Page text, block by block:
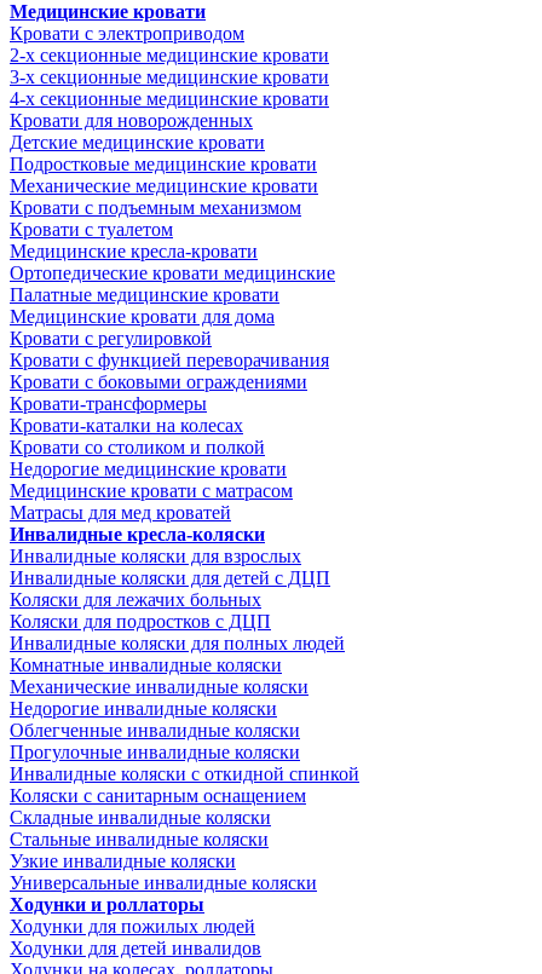
Медицинские кровати
Кровати с электроприводом
2-х секционные медицинские кровати
3-х секционные медицинские кровати
4-х секционные медицинские кровати
Кровати для новорожденных
Детские медицинские кровати
Подростковые медицинские кровати
Механические медицинские кровати
Кровати с подъемным механизмом
Кровати с туалетом
Медицинские крeсла-кровати
Ортопедические кровати медицинские
Палатные медицинские кровати
Медицинские кровати для дома
Кровати с регулировкой
Кровати с функцией переворачивания
Кровати с боковыми ограждениями
Кровати-трансформеры
Кровати-каталки на колесах
Кровати со столиком и полкой
Недорогие медицинские кровати
Медицинские кровати с матрасом
Матрасы для мед кроватей
Инвалидные кресла-коляски
Инвалидные коляски для взрослых
Инвалидные коляски для детей с ДЦП
Коляски для лежачих больных
Коляски для подростков с ДЦП
Инвалидные коляски для полных людей
Комнатные инвалидные коляски
Механические инвалидные коляски
Недорогие инвалидные коляски
Облегченные инвалидные коляски
Прогулочные инвалидные коляски
Инвалидные коляски с откидной спинкой
Коляски с санитарным оснащением
Складные инвалидные коляски
Стальные инвалидные коляски
Узкие инвалидные коляски
Универсальные инвалидные коляски
Ходунки и роллаторы
Ходунки для пожилых людей
Ходунки для детей инвалидов
Ходунки на колесах, роллаторы